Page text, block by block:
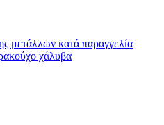
μετάλλων κατά παραγγελία
χάλυβα